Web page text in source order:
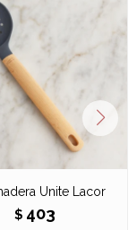
Unite Lacor
$ 403